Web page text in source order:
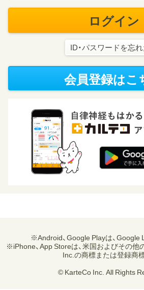
ログイン
ID・パスワードを忘
会員登録はこ
※Android、Google Playは、Google
※iPhone、App Storeは、米国およびその
Inc.の商標または登録商標
© KarteCo Inc. All Rights